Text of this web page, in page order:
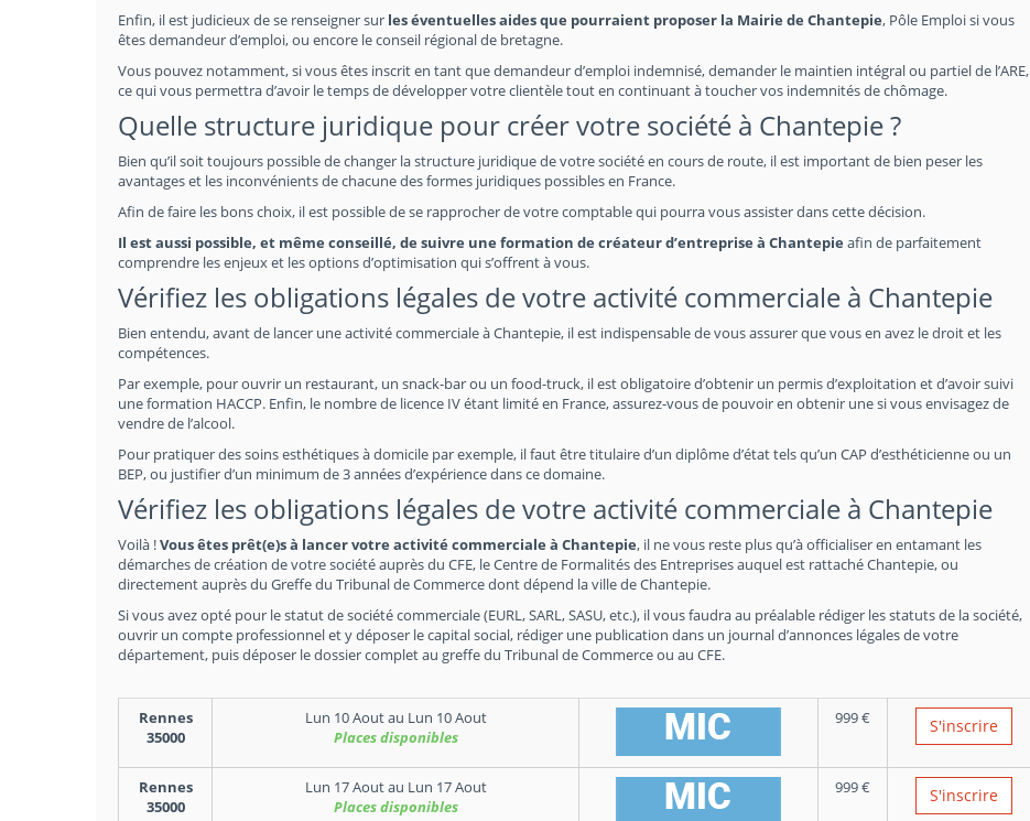
Enfin, il est judicieux de se renseigner sur les éventuelles aides que pourraient proposer la Mairie de Chantepie, Pôle Emploi si vous
êtes demandeur d’emploi, ou encore le conseil régional de bretagne.
Vous pouvez notamment, si vous êtes inscrit en tant que demandeur d’emploi indemnisé, demander le maintien intégral ou partiel de l’ARE,
ce qui vous permettra d’avoir le temps de développer votre clientèle tout en continuant à toucher vos indemnités de chômage.
Quelle structure juridique pour créer votre société à Chantepie ?
Bien qu’il soit toujours possible de changer la structure juridique de votre société en cours de route, il est important de bien peser les
avantages et les inconvénients de chacune des formes juridiques possibles en France.
Afin de faire les bons choix, il est possible de se rapprocher de votre comptable qui pourra vous assister dans cette décision.
Il est aussi possible, et même conseillé, de suivre une formation de créateur d’entreprise à Chantepie afin de parfaitement
comprendre les enjeux et les options d’optimisation qui s’offrent à vous.
Vérifiez les obligations légales de votre activité commerciale à Chantepie
Bien entendu, avant de lancer une activité commerciale à Chantepie, il est indispensable de vous assurer que vous en avez le droit et les
compétences.
Par exemple, pour ouvrir un restaurant, un snack-bar ou un food-truck, il est obligatoire d’obtenir un permis d’exploitation et d’avoir suivi
une formation HACCP. Enfin, le nombre de licence IV étant limité en France, assurez-vous de pouvoir en obtenir une si vous envisagez de
vendre de l’alcool.
Pour pratiquer des soins esthétiques à domicile par exemple, il faut être titulaire d’un diplôme d’état tels qu’un CAP d’esthéticienne ou un
BEP, ou justifier d’un minimum de 3 années d’expérience dans ce domaine.
Vérifiez les obligations légales de votre activité commerciale à Chantepie
Voilà !Vous êtes prêt(e)s à lancer votre activité commerciale à Chantepie, il ne vous reste plus qu’à officialiser en entamant les
démarches de création de votre société auprès du CFE, le Centre de Formalités des Entreprises auquel est rattaché Chantepie, ou
directement auprès du Greffe du Tribunal de Commerce dont dépend la ville de Chantepie.
Si vous avez opté pour le statut de société commerciale (EURL, SARL, SASU, etc.), il vous faudra au préalable rédiger les statuts de la société,
ouvrir un compte professionnel et y déposer le capital social, rédiger une publication dans un journal d’annonces légales de votre
département, puis déposer le dossier complet au greffe du Tribunal de Commerce ou au CFE.
Rennes
35000
Lun 10 Aoutau Lun 10 Aout
Places disponibles
999€ S'inscrire
Rennes
35000
Lun 17 Aoutau Lun 17 Aout
Places disponibles
999€ S'inscrire